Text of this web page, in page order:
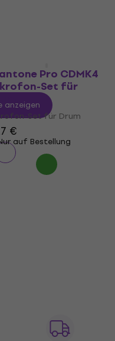
Pro CDMK4
Set für
Set für Drum
€
auf Bestellung
anzeigen